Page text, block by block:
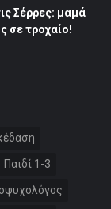
Σέρρες: μαμά
σε τροχαίο!
Παιδί 1-3